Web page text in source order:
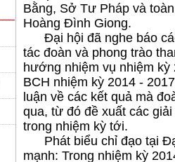
Bằng, Sở Tư Pháp và
Hoàng Đình Giong.
Đại hội đã nghe báo
tác đoàn và phong trào
hướng nhiệm vụ nhiệm kỳ
BCH nhiệm kỳ 2014 -
luận về các kết quả mà
qua, từ đó đề xuất các
trong nhiệm kỳ tới.
Phát biểu chỉ đạo tại
mạnh: Trong nhiệm kỳ